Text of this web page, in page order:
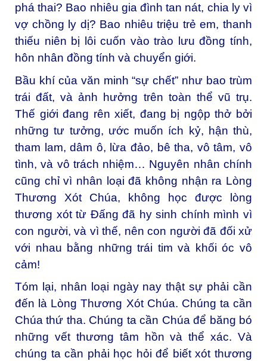
phá thai? Bao nhiêu gia đình tan nát, chia ly vì
vợ chồng ly dị? Bao nhiêu triệu trẻ em, thanh
thiếu niên bị lôi cuốn vào trào lưu đồng tính,
hôn nhân đồng tính và chuyển giới.
Bầu khí của văn minh “sự chết” như bao trùm
trái đất, và ảnh hưởng trên toàn thể vũ trụ.
Thế giới đang rên xiết, đang bị ngộp thở bởi
những tư tưởng, ước muốn ích kỷ, hận thù,
tham lam, dâm ô, lừa đảo, bê tha, vô tâm, vô
tình, và vô trách nhiệm… Nguyên nhân chính
cũng chỉ vì nhân loại đã không nhận ra Lòng
Thương Xót Chúa, không học được lòng
thương xót từ Đấng đã hy sinh chính mình vì
con người, và vì thế, nên con người đã đối xử
với nhau bằng những trái tim và khối óc vô
cảm!
Tóm lại, nhân loại ngày nay thật sự phải cần
đến là Lòng Thương Xót Chúa. Chúng ta cần
Chúa thứ tha. Chúng ta cần Chúa để băng bó
những vết thương tâm hồn và thể xác. Và
chúng ta cần phải học hỏi để biết xót thương